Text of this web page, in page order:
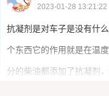
2023-01-28 13:21:22
抗凝剂是对车子是没有什
个东西它的作用就是在温
分的柴油都添加了抗凝剂